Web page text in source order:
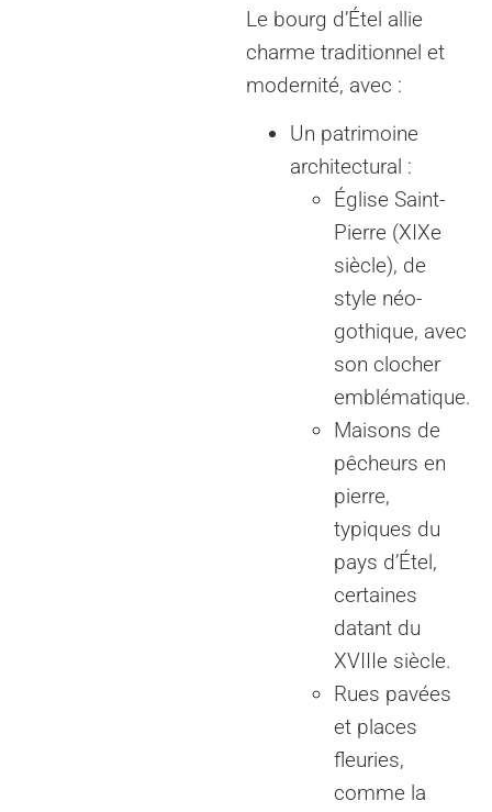
Le bourg d’Étel allie
charme traditionnel et
modernité, avec :
Un patrimoine
architectural :
Église Saint-
Pierre (XIXe
siècle), de
style néo-
gothique, avec
son clocher
emblématique.
Maisons de
pêcheurs en
pierre,
typiques du
pays d’Étel,
certaines
datant du
XVIIIe siècle.
Rues pavées
et places
fleuries,
comme la